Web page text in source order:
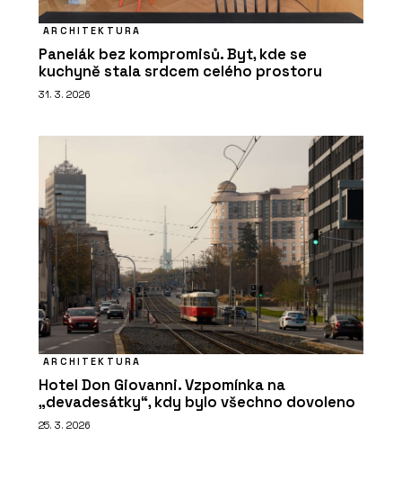
ARCHITEKTURA
Panelák bez kompromisů. Byt, kde se
kuchyně stala srdcem celého prostoru
31. 3. 2026
ARCHITEKTURA
Hotel Don Giovanni. Vzpomínka na
„devadesátky“, kdy bylo všechno dovoleno
25. 3. 2026